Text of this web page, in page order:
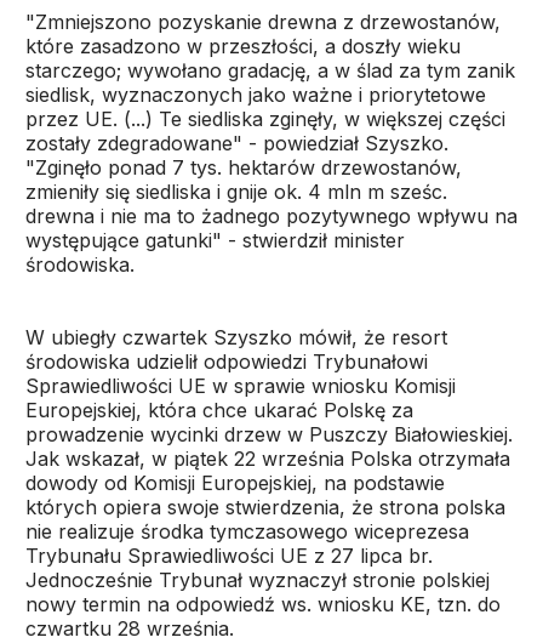
"Zmniejszono pozyskanie drewna z drzewostanów,
które zasadzono w przeszłości, a doszły wieku
starczego; wywołano gradację, a w ślad za tym zanik
siedlisk, wyznaczonych jako ważne i priorytetowe
przez UE. (...) Te siedliska zginęły, w większej części
zostały zdegradowane" - powiedział Szyszko.
"Zginęło ponad 7 tys. hektarów drzewostanów,
zmieniły się siedliska i gnije ok. 4 mln m sześc.
drewna i nie ma to żadnego pozytywnego wpływu na
występujące gatunki" - stwierdził minister
środowiska.
W ubiegły czwartek Szyszko mówił, że resort
środowiska udzielił odpowiedzi Trybunałowi
Sprawiedliwości UE w sprawie wniosku Komisji
Europejskiej, która chce ukarać Polskę za
prowadzenie wycinki drzew w Puszczy Białowieskiej.
Jak wskazał, w piątek 22 września Polska otrzymała
dowody od Komisji Europejskiej, na podstawie
których opiera swoje stwierdzenia, że strona polska
nie realizuje środka tymczasowego wiceprezesa
Trybunału Sprawiedliwości UE z 27 lipca br.
Jednocześnie Trybunał wyznaczył stronie polskiej
nowy termin na odpowiedź ws. wniosku KE, tzn. do
czwartku 28 września.